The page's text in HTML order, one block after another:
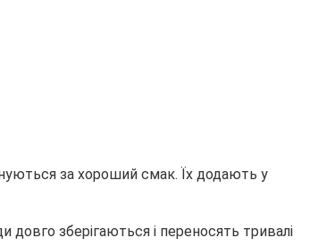
за хороший смак. Їх додають у
зберігаються і переносять тривалі